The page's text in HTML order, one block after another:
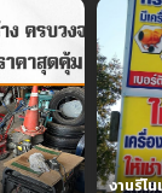
งานรีโน